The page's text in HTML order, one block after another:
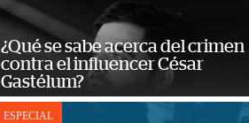
¿Qué se sabe acerca del crimen
contra el influencer César
Gastélum?
ESPECIAL